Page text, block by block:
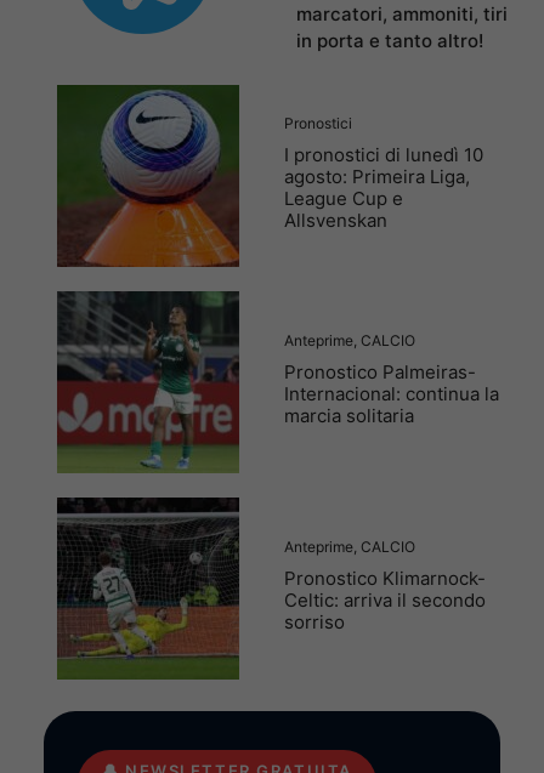
marcatori, ammoniti, tiri
in porta e tanto altro!
Pronostici
I pronostici di lunedì 10
agosto: Primeira Liga,
League Cup e
Allsvenskan
Anteprime, CALCIO
Pronostico Palmeiras-
Internacional: continua la
marcia solitaria
Anteprime, CALCIO
Pronostico Klimarnock-
Celtic: arriva il secondo
sorriso